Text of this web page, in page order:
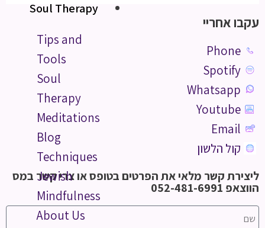
Soul Therapy
Tips and
Tools
Soul
Therapy
Meditations
Blog
Techniques
Jewish
Mindfulness
About Us
עקבו אחריי
Phone
Spotify
Whatsapp
Youtube
Email
קול הלשון
ליצירת קשר מלאי את הפרטים בטופס או צרי קשר במס
הווצאפ 052-481-6991